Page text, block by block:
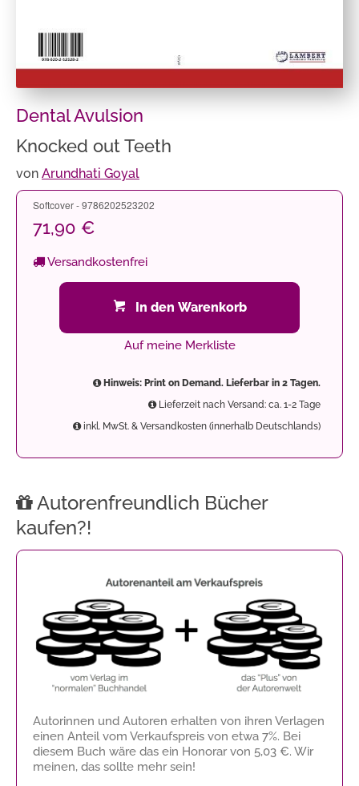
Dental Avulsion
Knocked out Teeth
von Arundhati Goyal
Softcover - 9786202523202
71,90 €
Versandkostenfrei
In den Warenkorb
Auf meine Merkliste
Hinweis: Print on Demand. Lieferbar in 2 Tagen.
Lieferzeit nach Versand: ca. 1-2 Tage
inkl. MwSt. & Versandkosten (innerhalb Deutschlands)
Autorenfreundlich Bücher
kaufen?!
Autorinnen und Autoren erhalten von ihren Verlagen
einen Anteil vom Verkaufspreis von etwa 7%. Bei
diesem Buch wäre das ein Honorar von 5,03 €. Wir
meinen, das sollte mehr sein!